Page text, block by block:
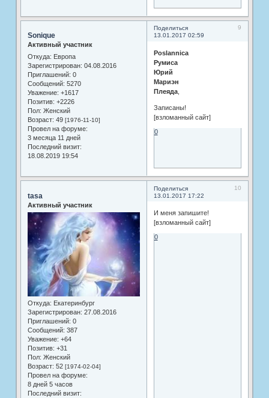
Поделиться
9
13.01.2017 02:59
Sonique
Активный участник
Откуда: Европа
Зарегистрирован: 04.08.2016
Приглашений: 0
Сообщений: 5270
Уважение: +1617
Позитив: +2226
Пол: Женский
Возраст: 49 [1976-11-10]
Провел на форуме:
3 месяца 11 дней
Последний визит:
18.08.2019 19:54
Poslannica
Румиса
Юрий
Мариэн
Плеяда,
Записаны!
[взломанный сайт]
0
Поделиться
10
13.01.2017 17:22
tasa
Активный участник
Откуда: Екатеринбург
Зарегистрирован: 27.08.2016
Приглашений: 0
Сообщений: 387
Уважение: +64
Позитив: +31
Пол: Женский
Возраст: 52 [1974-02-04]
Провел на форуме:
8 дней 5 часов
Последний визит:
И меня запишите!
[взломанный сайт]
0